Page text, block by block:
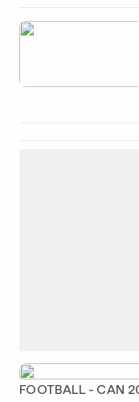
FOOTBALL - CAN